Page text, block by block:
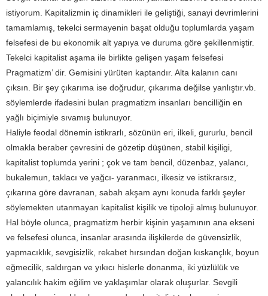
istiyorum. Kapitalizmin iç dinamikleri ile geliştiği, sanayi devrimlerini
tamamlamış, tekelci sermayenin başat olduğu toplumlarda yaşam
felsefesi de bu ekonomik alt yapıya ve duruma göre şekillenmiştir.
Tekelci kapitalist aşama ile birlikte gelişen yaşam felsefesi
Pragmatizm’ dir. Gemisini yürüten kaptandır. Alta kalanın canı
çıksın. Bir şey çıkarıma ise doğrudur, çıkarıma değilse yanlıştır.vb.
söylemlerde ifadesini bulan pragmatizm insanları bencilliğin en
yağlı biçimiyle sıvamış bulunuyor.
Haliyle feodal dönemin istikrarlı, sözünün eri, ilkeli, gururlu, bencil
olmakla beraber çevresini de gözetip düşünen, stabil kişiligi,
kapitalist toplumda yerini ; çok ve tam bencil, düzenbaz, yalancı,
bukalemun, taklacı ve yağcı- yaranmacı, ilkesiz ve istikrarsız,
çıkarına göre davranan, sabah akşam aynı konuda farklı şeyler
söylemekten utanmayan kapitalist kişilik ve tipoloji almış bulunuyor.
Hal böyle olunca, pragmatizm herbir kişinin yaşamının ana ekseni
ve felsefesi olunca, insanlar arasında ilişkilerde de güvensizlik,
yapmacıklık, sevgisizlik, rekabet hırsından doğan kıskançlık, boyun
eğmecilik, saldırgan ve yıkıcı hislerle donanma, iki yüzlülük ve
yalancılık hakim eğilim ve yaklaşımlar olarak oluşurlar. Sevgili